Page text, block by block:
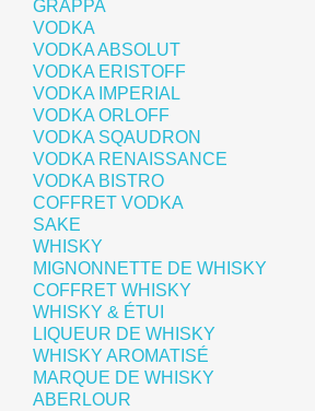
GRAPPA
VODKA
VODKA ABSOLUT
VODKA ERISTOFF
VODKA IMPERIAL
VODKA ORLOFF
VODKA SQAUDRON
VODKA RENAISSANCE
VODKA BISTRO
COFFRET VODKA
SAKE
WHISKY
MIGNONNETTE DE WHISKY
COFFRET WHISKY
WHISKY & ÉTUI
LIQUEUR DE WHISKY
WHISKY AROMATISÉ
MARQUE DE WHISKY
ABERLOUR